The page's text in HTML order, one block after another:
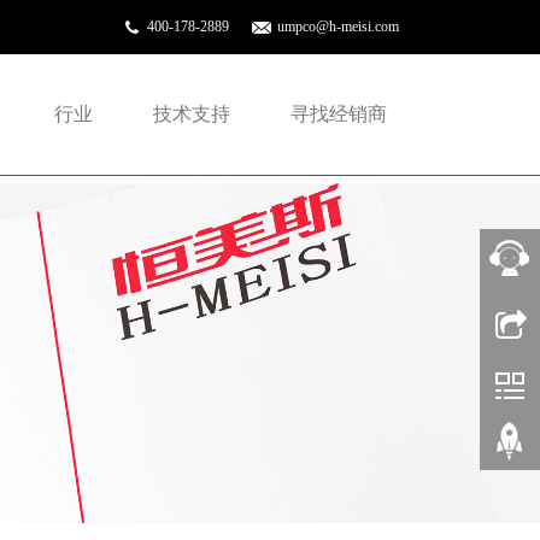
400-178-2889 umpco@h-meisi.com
行业 技术支持 寻找经销商